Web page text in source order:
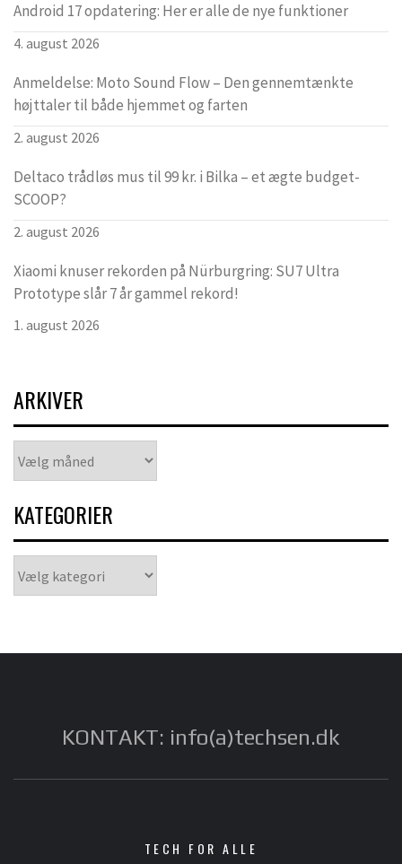
Android 17 opdatering: Her er alle de nye funktioner
4. august 2026
Anmeldelse: Moto Sound Flow – Den gennemtænkte
højttaler til både hjemmet og farten
2. august 2026
Deltaco trådløs mus til 99 kr. i Bilka – et ægte budget-
SCOOP?
2. august 2026
Xiaomi knuser rekorden på Nürburgring: SU7 Ultra
Prototype slår 7 år gammel rekord!
1. august 2026
ARKIVER
KATEGORIER
KONTAKT: info(a)techsen.dk
TECH FOR ALLE